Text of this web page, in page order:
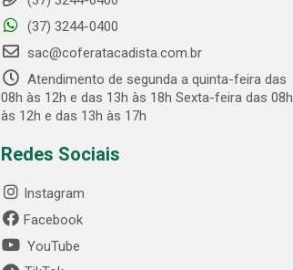
(37) 3244-0400
sac@coferatacadista.com.br
Atendimento de segunda a quinta-feira das
08h às 12h e das 13h às 18h Sexta-feira das 08h
às 12h e das 13h às 17h
Redes Sociais
Instagram
Facebook
YouTube